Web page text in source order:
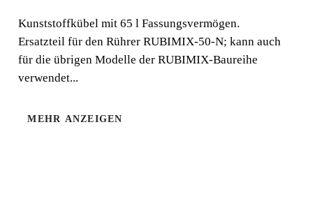
Nachrüstteil für den Rührer RUBIMIX-50-N.
Kunststoffkübel mit 65 l Fassungsvermögen.
Ersatzteil für den Rührer RUBIMIX-50-N; kann auch
für die übrigen Modelle der RUBIMIX-Baureihe
verwendet...
MEHR ANZEIGEN